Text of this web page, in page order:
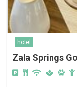
hotel
Zala Springs